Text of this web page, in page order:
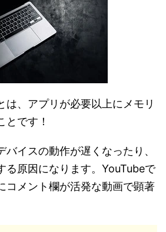
は、アプリが必要以上にメモリ
とです！
バイスの動作が遅くなったり、
る原因になります。YouTubeで
コメント欄が活発な動画で顕著